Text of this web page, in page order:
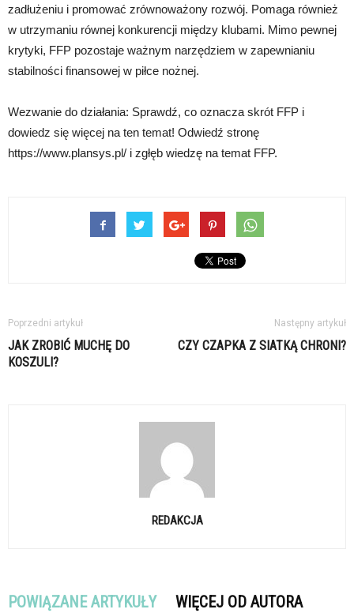
zadłużeniu i promować zrównoważony rozwój. Pomaga również
w utrzymaniu równej konkurencji między klubami. Mimo pewnej
krytyki, FFP pozostaje ważnym narzędziem w zapewnianiu
stabilności finansowej w piłce nożnej.
Wezwanie do działania: Sprawdź, co oznacza skrót FFP i
dowiedz się więcej na ten temat! Odwiedź stronę
https://www.plansys.pl/ i zgłęb wiedzę na temat FFP.
Poprzedni artykuł
JAK ZROBIĆ MUCHĘ DO
KOSZULI?
Następny artykuł
CZY CZAPKA Z SIATKĄ CHRONI?
REDAKCJA
POWIĄZANE ARTYKUŁY WIĘCEJ OD AUTORA